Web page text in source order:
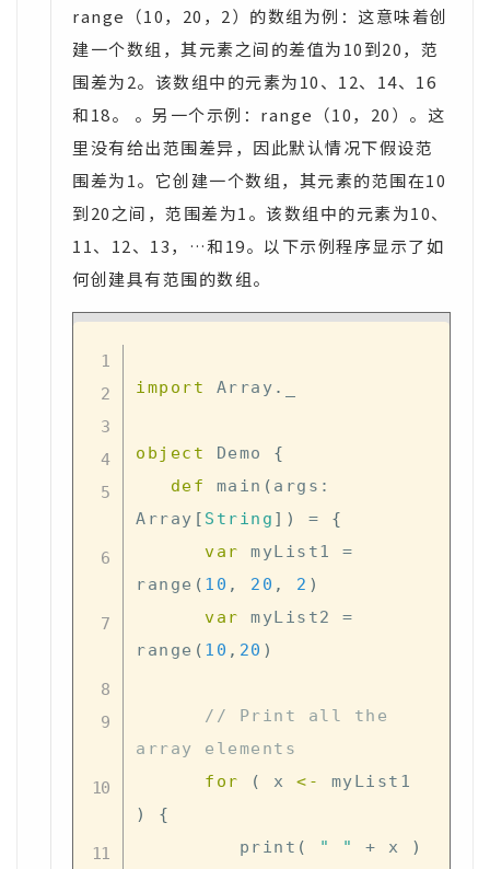
range（10，20，2）的数组为例：这意味着创
建一个数组，其元素之间的差值为10到20，范
围差为2。该数组中的元素为10、12、14、16
和18。 。另一个示例：range（10，20）。这
里没有给出范围差异，因此默认情况下假设范
围差为1。它创建一个数组，其元素的范围在10
到20之间，范围差为1。该数组中的元素为10、
11、12、13，…和19。以下示例程序显示了如
何创建具有范围的数组。
import Array .
object Demo {
def
main ( args :
Array [ String ] ) =
{
var myList1 =
range ( 10 , 20 , 2 )
var myList2 =
range ( 10 , 20 )
// Print all the
array elements
for
( x <-
)
{
         print
( " " + x
)